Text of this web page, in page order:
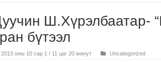
Ш.Хүрэлбаатар-
бүтээл
2013 оны 10 сар 1 / 11 цаг 20 минут Uncategorized